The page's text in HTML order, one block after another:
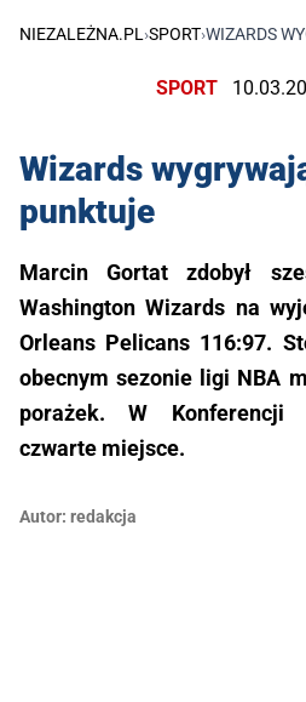
NIEZALEŻNA.PL ›SPORT›WIZARDS
SPORT
Wizards
punktuje
Marcin Gortat zdobył
Washington Wizards na
Orleans Pelicans 116:97.
obecnym sezonie ligi NBA
porażek. W Konferencji
czwarte miejsce.
Autor: redakcja